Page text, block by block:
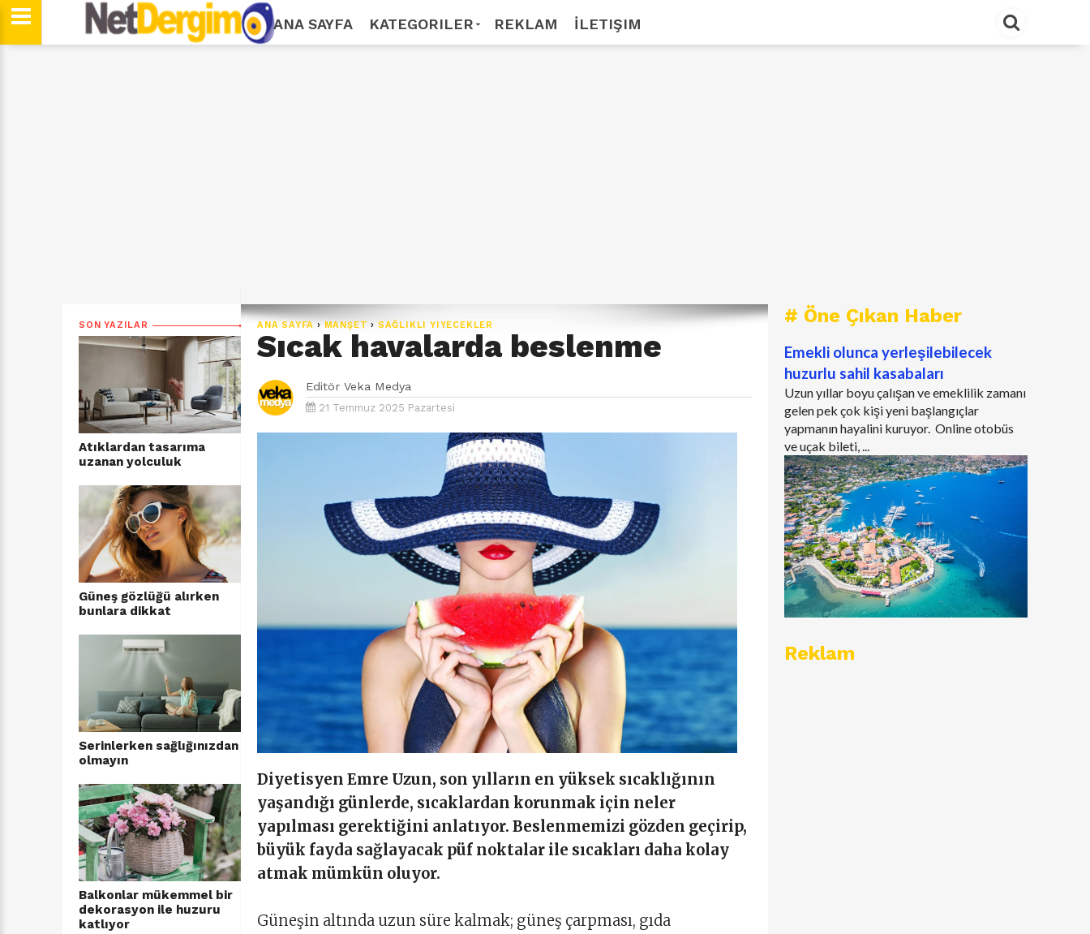
ANA SAYFA KATEGORILER REKLAM İLETIŞIM
SON YAZILAR
Atıklardan tasarıma
uzanan yolculuk
Güneş gözlüğü alırken
bunlara dikkat
Serinlerken sağlığınızdan
olmayın
Balkonlar mükemmel bir
dekorasyon ile huzuru
katlıyor
ANA SAYFA › MANŞET › SAĞLIKLI YIYECEKLER
Sıcak havalarda beslenme
Editör Veka Medya
21 Temmuz 2025 Pazartesi
Diyetisyen Emre Uzun, son yılların en yüksek sıcaklığının
yaşandığı günlerde, sıcaklardan korunmak için neler
yapılması gerektiğini anlatıyor. Beslenmemizi gözden geçirip,
büyük fayda sağlayacak püf noktalar ile sıcakları daha kolay
atmak mümkün oluyor.
Güneşin altında uzun süre kalmak; güneş çarpması, gıda
# Öne Çıkan Haber
Emekli olunca yerleşilebilecek
huzurlu sahil kasabaları
Uzun yıllar boyu çalışan ve emeklilik zamanı
gelen pek çok kişi yeni başlangıçlar
yapmanın hayalini kuruyor. Online otobüs
ve uçak bileti, ...
Reklam